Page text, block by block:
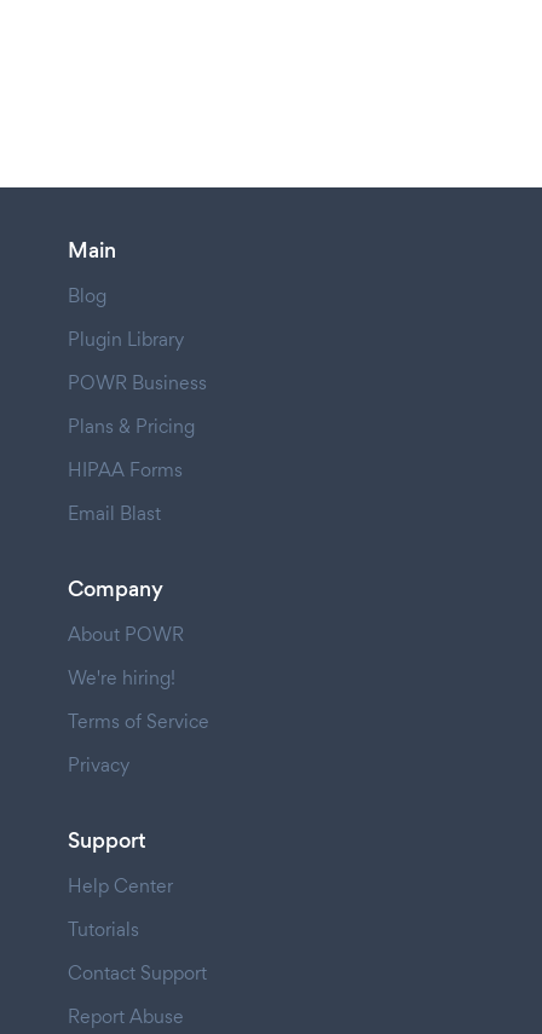
Main
Blog
Plugin Library
POWR Business
Plans & Pricing
HIPAA Forms
Email Blast
Company
About POWR
We're hiring!
Terms of Service
Privacy
Support
Help Center
Tutorials
Contact Support
Report Abuse